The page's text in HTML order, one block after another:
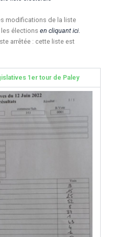
modifications de la liste
élections en cliquant ici.
arrêtée : cette liste est
1er tour de Paley